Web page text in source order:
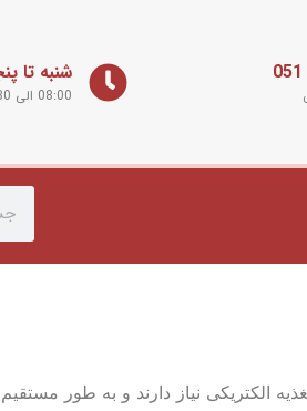
شنبه تا
08:00 الی 16:30
الکتریکی نیاز دارند و به طور مستقیم